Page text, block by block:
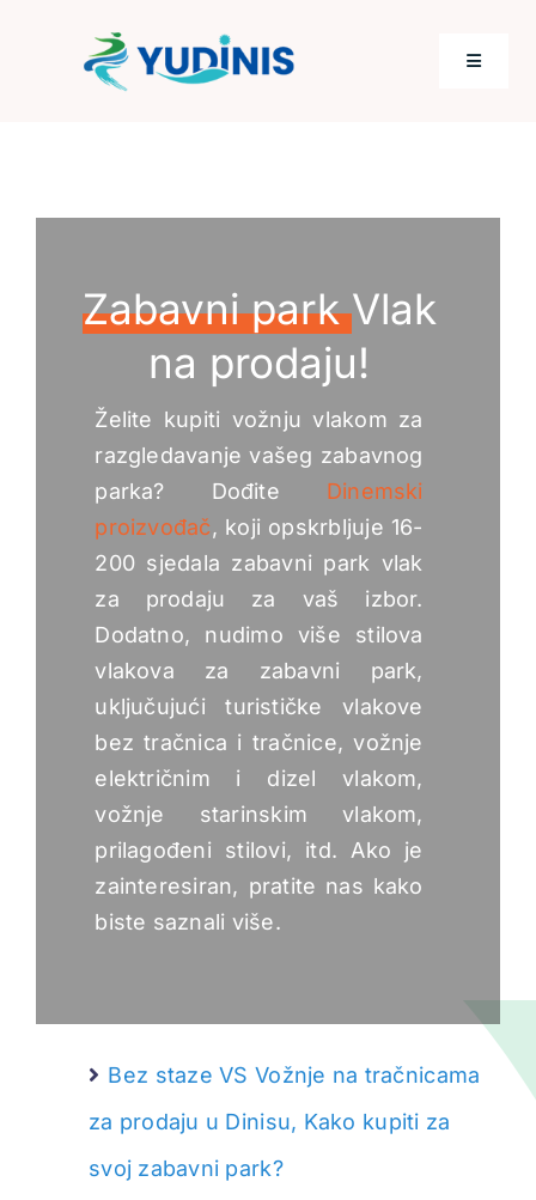
Česta pitanja
Zabavni parkVlak
na prodaju!
Želite kupiti vožnju vlakom za
razgledavanje vašeg zabavnog
parka? Dođite Dinemski
proizvođač, koji opskrbljuje 16-
200 sjedala zabavni park vlak
za prodaju za vaš izbor.
Dodatno, nudimo više stilova
vlakova za zabavni park,
uključujući turističke vlakove
bez tračnica i tračnice, vožnje
električnim i dizel vlakom,
vožnje starinskim vlakom,
prilagođeni stilovi, itd. Ako je
zainteresiran, pratite nas kako
biste saznali više.
Bez stazeVS Vožnje na tračnicama
za prodaju u Dinisu, Kako kupiti za
svoj zabavni park?